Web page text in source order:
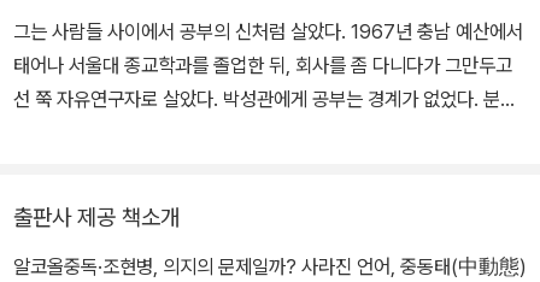
『중동태의 세계 – 의지와 책임의 고고학』 『다가올 민주주의』 『고쿠분
고이치로의 들뢰즈 제대로 읽기』가 있다.
그는 사람들 사이에서 공부의 신처럼 살았다. 1967년 충남 예산에서
태어나 서울대 종교학과를 졸업한 뒤, 회사를 좀 다니다가 그만두고
선 쭉 자유연구자로 살았다. 박성관에게 공부는 경계가 없었다. 분야
려 애썼다. 2022년 설암 진단을 받고 투병 중에도 아무도 못 말렸다.
그에게 공부는 친구들과 함께하는 일이었기에, <종의 기원을 읽자!>,
출판사 제공 책소개
알코올중독·조현병, 의지의 문제일까? 사라진 언어, 중동태(中動態)